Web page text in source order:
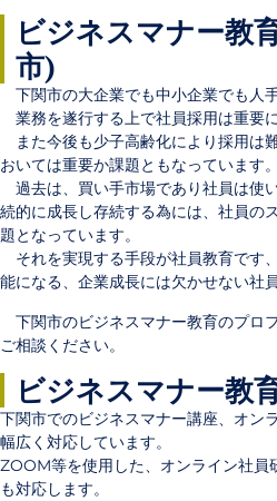
ビジネスマナー教
市)
下関市の大企業でも中小企業でも人
業務を遂行する上で社員採用は重要に
また今後も少子高齢化により採用は
おいては重要か課題ともなっています。
過去は、買い手市場であり社員は使
続的に成長し存続する為には、社員の
題となっています。
それを実現する手段が社員教育です
能になる、企業成長には欠かせない社
下関市のビジネスマナー教育のプロ
ご相談ください。
ビジネスマナー教
下関市でのビジネスマナー講座、 オン
幅広く対応しています。
ZOOM等を使用した、オンライン社員
も対応します。